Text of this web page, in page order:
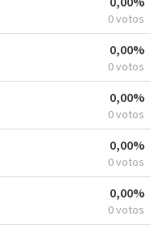
0 votos
0,00%
0 votos
0,00%
0 votos
0,00%
0 votos
0,00%
0 votos